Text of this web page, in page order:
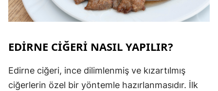
EDIRNE CIĞERI NASIL YAPILIR?
Edirne ciğeri, ince dilimlenmiş ve kızartılmış
ciğerlerin özel bir yöntemle hazırlanmasıdır. İlk